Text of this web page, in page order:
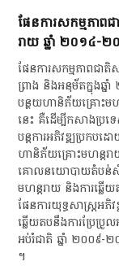
ផែនការ​សកម្មភា
រាយ​ ឆ្នាំ​ ២០១៤-
ផែនការ​សកម្មភាព​ជា
ព្រាង​ និង​អនុម័ត​ក្នុង​ឆ្ន
បន្ថយ​ហានិភ័យ​គ្រោះ​ម
នេះ​ គឺ​ដើម្បី​កសាង​ប្រ
បន្ត​ការ​អភិវឌ្ឍ​ប្រកបដ
ហានិភ័យ​គ្រោះ​មហន្តរ
គោលនយោបាយ​តំបន់​សំខ
មហន្តរាយ​ និង​ការ​ឆ្ល
ផែនការ​យុទ្ធសាស្ត្រ​អភិ
ឆ្លើយ​តប​នឹង​ការ​ប្រែប្
អប់រំ​ជាតិ​ ឆ្នាំ​ ២០០៩-២
។​